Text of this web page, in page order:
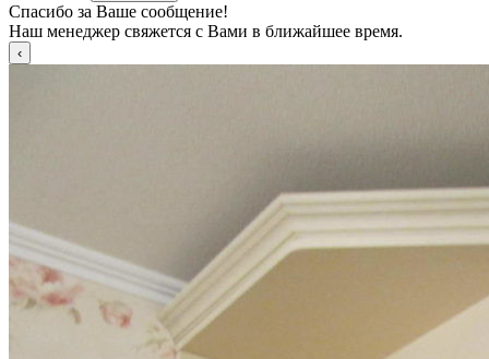
Спасибо за Ваше сообщение!
Наш менеджер свяжется с Вами в ближайшее время.